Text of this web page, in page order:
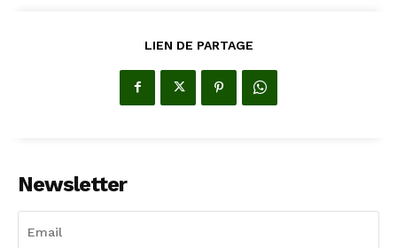
LIEN DE PARTAGE
Newsletter